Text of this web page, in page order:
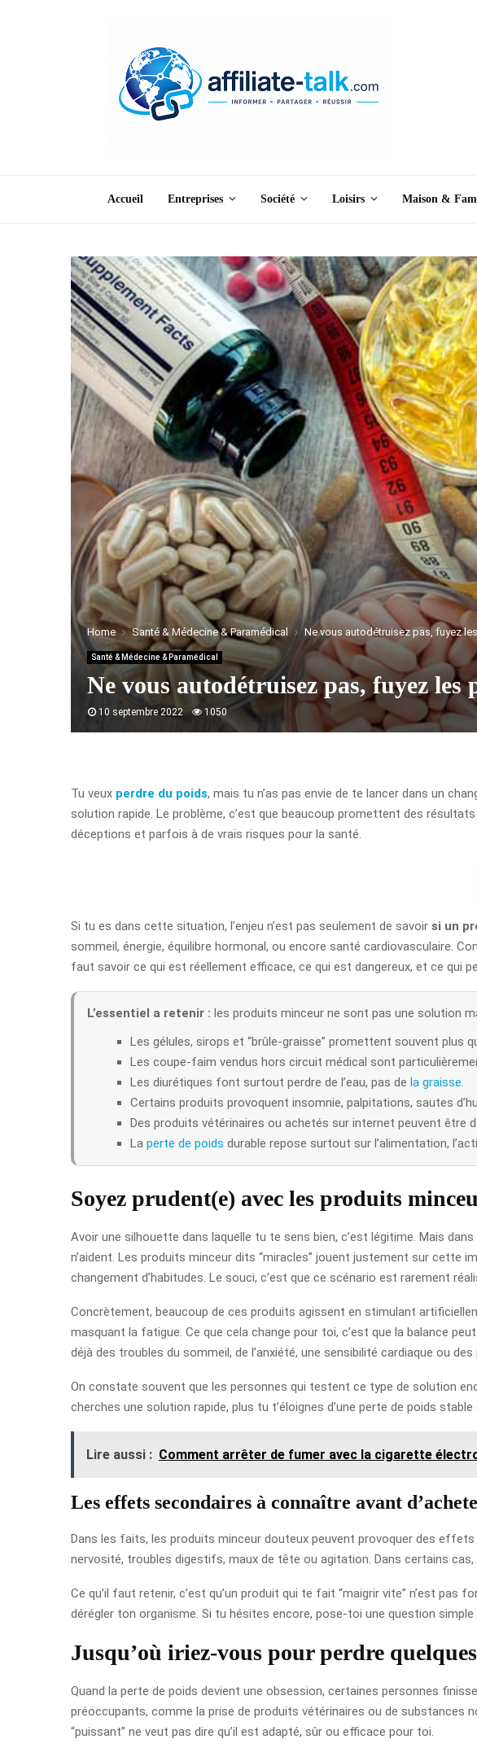
Accueil Entreprises Société Loisirs Maison &
Home Santé & Médecine & Paramédical Ne vous autodétruisez pas, fuyez
Santé & Médecine & Paramédical
Ne vous autodétruisez pas, fuyez
10 septembre 2022 1050
Tu veux perdre du poids, mais tu n’as pas envie de te lancer dans un
solution rapide. Le problème, c’est que beaucoup promettent des
déceptions et parfois à de vrais risques pour la santé.
Si tu es dans cette situation, l’enjeu n’est pas seulement de savoir si un
sommeil, énergie, équilibre hormonal, ou encore santé cardiovasculaire.
faut savoir ce qui est réellement efficace, ce qui est dangereux, et ce qui
L’essentiel a retenir : les produits minceur ne sont pas une solution
Les gélules, sirops et “brûle-graisse” promettent souvent plus
Les coupe-faim vendus hors circuit médical sont
Les diurétiques font surtout perdre de l’eau, pas de la graisse
Certains produits provoquent insomnie, palpitations, sautes
Des produits vétérinaires ou achetés sur internet peuvent être
La perte de poids durable repose surtout sur l’alimentation,
Soyez prudent(e) avec les produits
Avoir une silhouette dans laquelle tu te sens bien, c’est légitime. Mais
n’aident. Les produits minceur dits “miracles” jouent justement sur
changement d’habitudes. Le souci, c’est que ce scénario est rarement
Concrètement, beaucoup de ces produits agissent en stimulant
masquant la fatigue. Ce que cela change pour toi, c’est que la balance
déjà des troubles du sommeil, de l’anxiété, une sensibilité cardiaque ou
On constate souvent que les personnes qui testent ce type de solution
cherches une solution rapide, plus tu t’éloignes d’une perte de poids stable
Lire aussi : Comment arrêter de fumer avec la cigarette
Les effets secondaires à connaître avant
Dans les faits, les produits minceur douteux peuvent provoquer des
nervosité, troubles digestifs, maux de tête ou agitation. Dans certains
Ce qu’il faut retenir, c’est qu’un produit qui te fait “maigrir vite” n’est pas
dérégler ton organisme. Si tu hésites encore, pose-toi une question
Jusqu’où iriez-vous pour perdre
Quand la perte de poids devient une obsession, certaines personnes
préoccupants, comme la prise de produits vétérinaires ou de substances
“puissant” ne veut pas dire qu’il est adapté, sûr ou efficace pour toi.